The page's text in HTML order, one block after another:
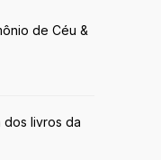
de Céu &
livros da